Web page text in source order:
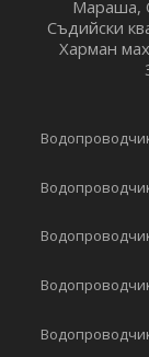
Мараша,
Съдийски
Харман